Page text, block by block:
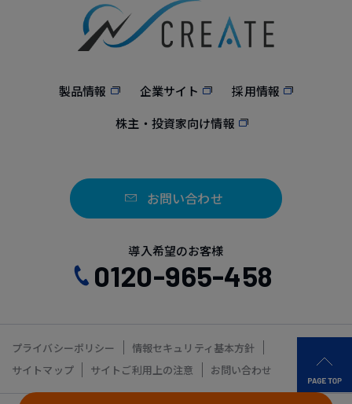
製品情報 企業サイト
採用情報
株主・投資家向け情報
お問い合わせ
導入希望のお客様
0120-965-458
プライバシーポリシー
情報セキュリティ基本方針
サイトマップ
サイトご利用上の注意 お問い合わせ